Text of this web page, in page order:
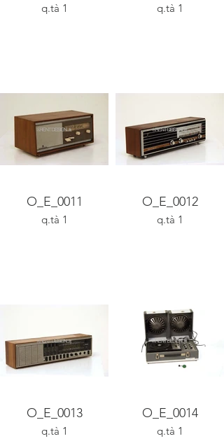
q.tà 1 q.tà 1
O_E_0011
q.tà 1
O_E_0012
q.tà 1
O_E_0013
q.tà 1
O_E_0014
q.tà 1